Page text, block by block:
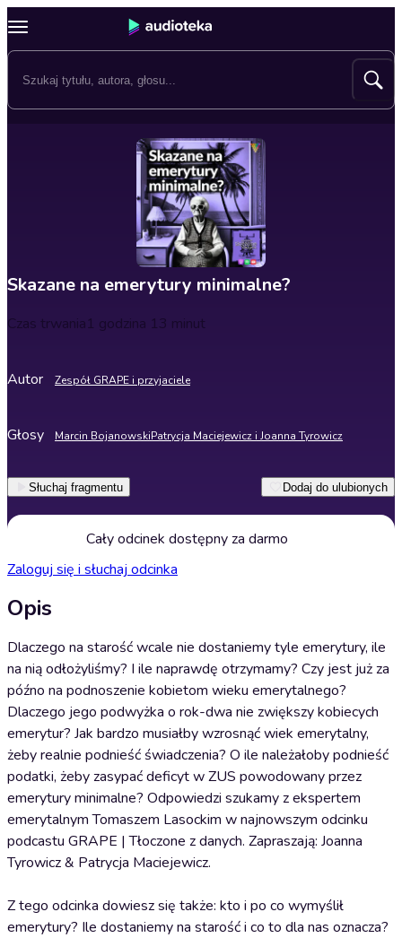
Skazane na emerytury minimalne?
Czas trwania1 godzina 13 minut
Autor Zespół GRAPE i przyjaciele
Głosy Marcin BojanowskiPatrycja Maciejewicz i Joanna Tyrowicz
Słuchaj fragmentu Dodaj do ulubionych
Cały odcinek dostępny za darmo
Zaloguj się i słuchaj odcinka
Opis
Dlaczego na starość wcale nie dostaniemy tyle emerytury, ile
na nią odłożyliśmy? I ile naprawdę otrzymamy? Czy jest już za
późno na podnoszenie kobietom wieku emerytalnego?
Dlaczego jego podwyżka o rok-dwa nie zwiększy kobiecych
emerytur? Jak bardzo musiałby wzrosnąć wiek emerytalny,
żeby realnie podnieść świadczenia? O ile należałoby podnieść
podatki, żeby zasypać deficyt w ZUS powodowany przez
emerytury minimalne? Odpowiedzi szukamy z ekspertem
emerytalnym Tomaszem Lasockim w najnowszym odcinku
podcastu GRAPE | Tłoczone z danych. Zapraszają: Joanna
Tyrowicz & Patrycja Maciejewicz.
Z tego odcinka dowiesz się także: kto i po co wymyślił
emerytury? Ile dostaniemy na starość i co to dla nas oznacza?